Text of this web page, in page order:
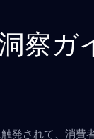
察ガ
発されて、消費